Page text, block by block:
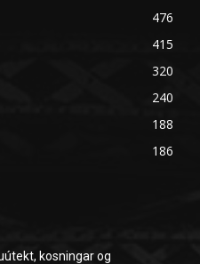
476
415
320
240
188
186
kosningar og